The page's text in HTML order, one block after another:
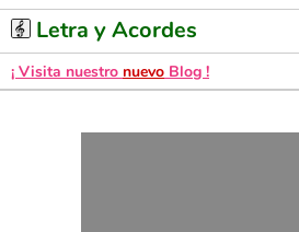
Letra y Acordes
¡ Visita nuestro nuevo Blog !